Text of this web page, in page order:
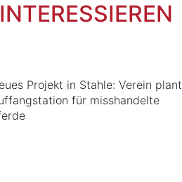
Projekt in Stahle: Verein plant
für misshandelte